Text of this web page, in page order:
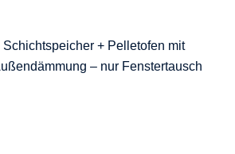
+ Pelletofen mit
– nur Fenstertausch